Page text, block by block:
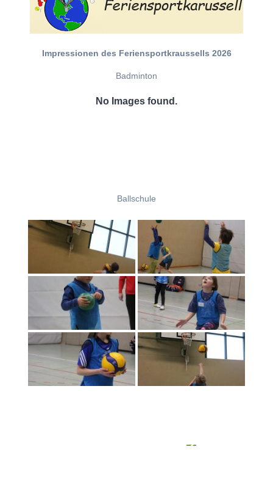
Impressionen des Feriensportkraussells 2026
Badminton
No Images found.
Ballschule